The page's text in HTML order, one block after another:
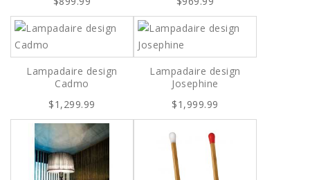
Lampadaire design
Cadmo
$1,299.99
Lampadaire design
Josephine
$1,999.99